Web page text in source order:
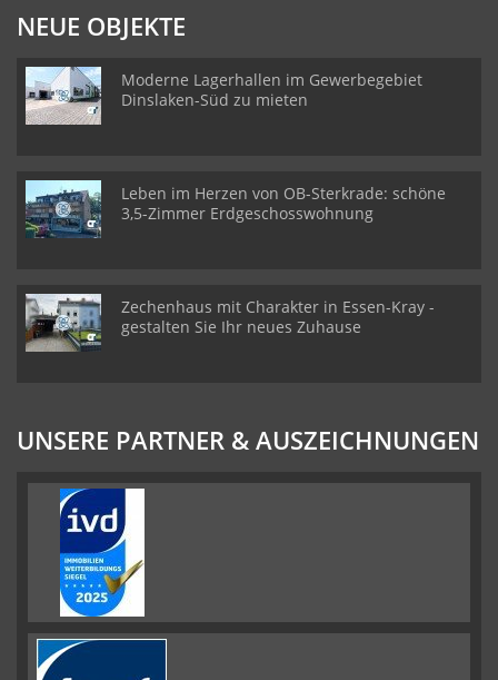
NEUE OBJEKTE
Moderne Lagerhallen im Gewerbegebiet
Dinslaken-Süd zu mieten
Leben im Herzen von OB-Sterkrade: schöne
3,5-Zimmer Erdgeschosswohnung
Zechenhaus mit Charakter in Essen-Kray -
gestalten Sie Ihr neues Zuhause
UNSERE PARTNER & AUSZEICHNUNGEN